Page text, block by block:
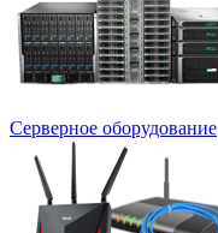
Серверное оборудование